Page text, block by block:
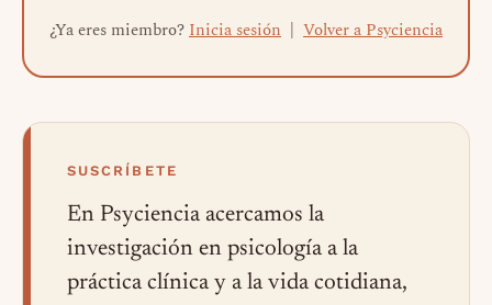
¿Ya eres miembro?Inicia sesión | Volver a Psyciencia
SUSCRÍBETE
En Psyciencia acercamos la
investigación en psicología a la
práctica clínica y a la vida cotidiana,